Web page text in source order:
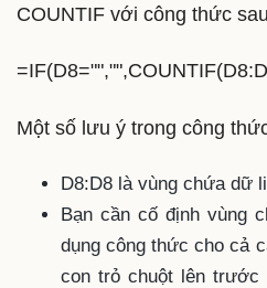
COUNTIF với công thức
Một số lưu ý trong công
D8:D8 là vùng chứa dữ
Bạn cần cố định vùng
dụng công thức cho cả
con trỏ chuột lên trước